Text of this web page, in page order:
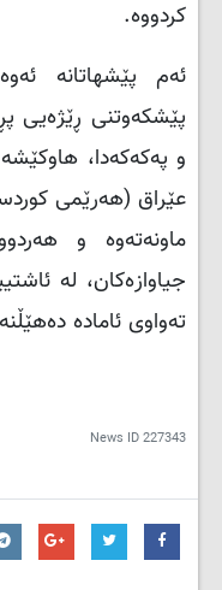
کردووە.
ئەم پێشهاتانە
پێشکەوتنی ڕێژەیی
و پەکەکەدا،
عێراق (هەرێمی
ماونەتەوە و
جیاوازەکان، لە
تەواوی ئامادە
News ID227343